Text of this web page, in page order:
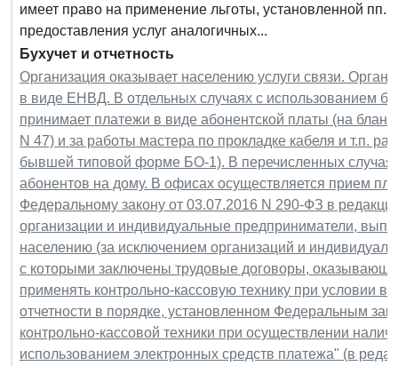
имеет право на применение льготы, установленной
предоставления услуг аналогичных...
Бухучет и отчетность
Организация оказывает населению услуги связи.
в виде ЕНВД. В отдельных случаях с использованием
принимает платежи в виде абонентской платы (на
N 47) и за работы мастера по прокладке кабеля и т.п.
бывшей типовой форме БО-1). В перечисленных
абонентов на дому. В офисах осуществляется прием
Федеральному закону от 03.07.2016 N 290-ФЗ в
организации и индивидуальные предприниматели,
населению (за исключением организаций и
с которыми заключены трудовые договоры,
применять контрольно-кассовую технику при условии
отчетности в порядке, установленном Федеральным
контрольно-кассовой техники при осуществлении
использованием электронных средств платежа" (в